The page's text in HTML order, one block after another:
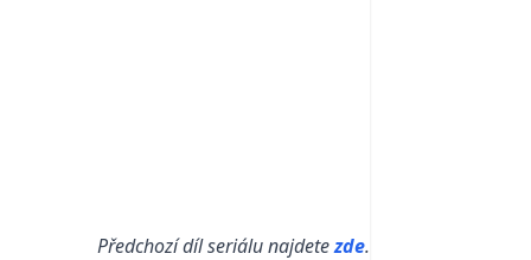
Předchozí díl seriálu najdetezde.